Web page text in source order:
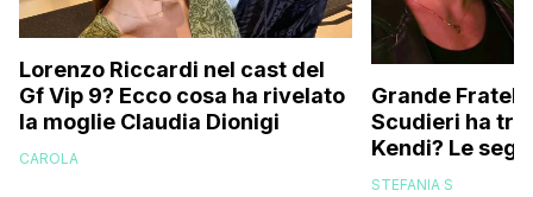
Lorenzo Riccardi nel cast del
Gf Vip 9? Ecco cosa ha rivelato
la moglie Claudia Dionigi
CAROLA
Grande
Scudieri ha
Kendi? Le
replica dell’ex
STEFANIA S